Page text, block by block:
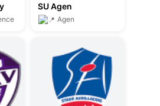
SU Agen
Agen